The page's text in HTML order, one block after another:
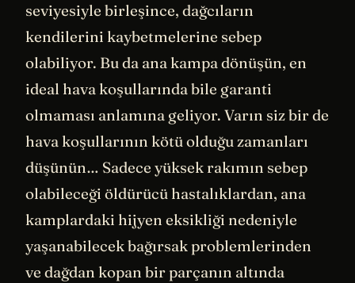
seviyesiyle birleşince, dağcıların
kendilerini kaybetmelerine sebep
olabiliyor. Bu da ana kampa dönüşün, en
ideal hava koşullarında bile garanti
olmaması anlamına geliyor. Varın siz bir de
hava koşullarının kötü olduğu zamanları
düşünün… Sadece yüksek rakımın sebep
olabileceği öldürücü hastalıklardan, ana
kamplardaki hijyen eksikliği nedeniyle
yaşanabilecek bağırsak problemlerinden
ve dağdan kopan bir parçanın altında